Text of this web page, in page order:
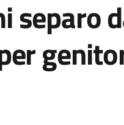
separo